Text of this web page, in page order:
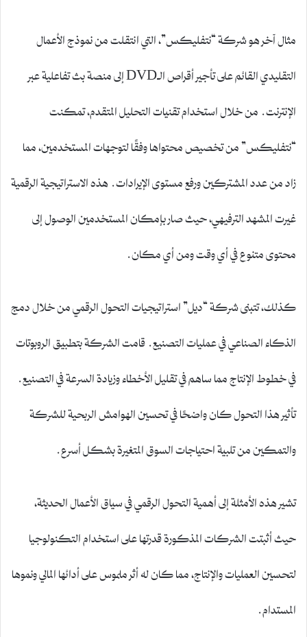
مثال آخر هو شركة “نتفليكس”، التي انتقلت من نموذج الأعمال
التقليدي القائم على تأجير أقراص الـDVD إلى منصة بث تفاعلية عبر
الإنترنت. من خلال استخدام تقنيات التحليل المتقدم، تمكنت
“نتفليكس” من تخصيص محتواها وفقًا لتوجهات المستخدمين، مما
زاد من عدد المشتركين ورفع مستوى الإيرادات. هذه الاستراتيجية الرقمية
غيرت المشهد الترفيهي، حيث صار بإمكان المستخدمين الوصول إلى
محتوى متنوع في أي وقت ومن أي مكان.
كذلك، تتبنى شركة “ديل” استراتيجيات التحول الرقمي من خلال دمج
الذكاء الصناعي في عمليات التصنيع. قامت الشركة بتطبيق الروبوتات
في خطوط الإنتاج مما ساهم في تقليل الأخطاء وزيادة السرعة في التصنيع.
تأثير هذا التحول كان واضحًا في تحسين الهوامش الربحية للشركة
والتمكين من تلبية احتياجات السوق المتغيرة بشكل أسرع.
تشير هذه الأمثلة إلى أهمية التحول الرقمي في سياق الأعمال الحديثة،
حيث أثبتت الشركات المذكورة قدرتها على استخدام التكنولوجيا
لتحسين العمليات والإنتاج، مما كان له أثر ملموس على أدائها المالي ونموها
المستدام.